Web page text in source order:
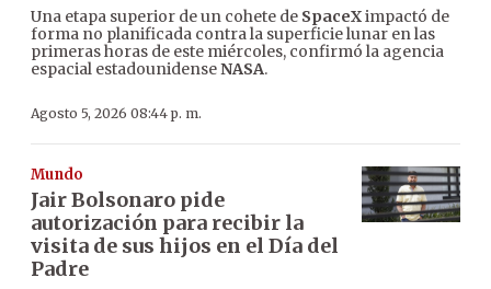
Una etapa superior de un cohete de SpaceXimpactó de
forma no planificada contra la superficie lunar en las
primeras horas de este miércoles, confirmó la agencia
espacial estadounidenseNASA.
Agosto 5, 2026 08:44 p. m.
Mundo
Jair Bolsonaro pide
autorización para recibir la
visita de sus hijos en el Día del
Padre